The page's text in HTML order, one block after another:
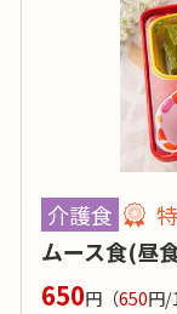
:
: -
タンパク質 :
塩分
品目数
: 3
脂質:20g以内／
介護食
ムース食(昼
650円 （650円/